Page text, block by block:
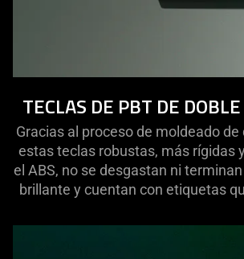
TECLAS DE PBT DE
Gracias al proceso de moldeado de
estas teclas robustas, más rígidas
el ABS, no se desgastan ni
brillante y cuentan con etiquetas